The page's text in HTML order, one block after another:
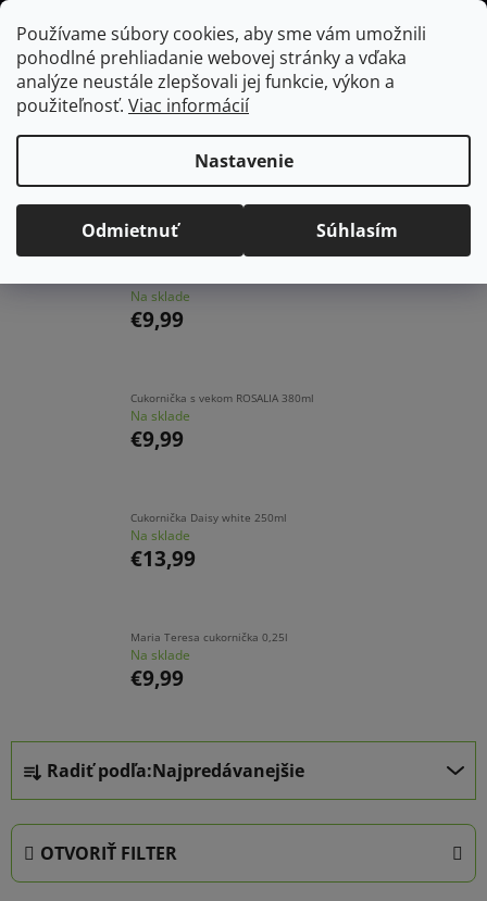
Používame súbory cookies, aby sme vám umožnili
pohodlné prehliadanie webovej stránky a vďaka
analýze neustále zlepšovali jej funkcie, výkon a
použiteľnosť. Viac informácií
Nastavenie
Odmietnuť Súhlasím
Prejsť
na
obsah
Hľadať
Domov
/ Vybavenie do jedálne / Čaj a káva / Cukorničky
Cukorničky
Najpredávanejšie
Na sklade
€9,99
Cukornička s vekom ROSALIA 380ml
Na sklade
€9,99
Cukornička Daisy white 250ml
Na sklade
€13,99
Maria Teresa cukornička 0,25l
Na sklade
€9,99
R
d
e
n
Radiť podľa:Najpredávanejšie
OTVORIŤ FILTER